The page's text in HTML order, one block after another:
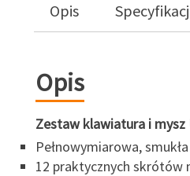
Opis
Opis
Zestaw klawiatura i mysz
Pełnowymiarowa,
12 praktycznych skrótów